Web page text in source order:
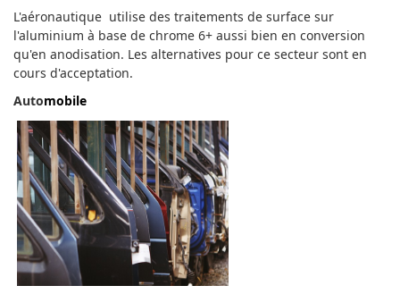
L'aéronautique utilise des traitements de surface sur
l'aluminium à base de chrome 6+ aussi bien en conversion
qu'en anodisation. Les alternatives pour ce secteur sont en
cours d'acceptation.
Automobile